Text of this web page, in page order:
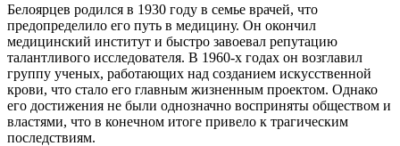
Белоярцев родился в 1930 году в семье врачей, что
предопределило его путь в медицину. Он окончил
медицинский институт и быстро завоевал репутацию
талантливого исследователя. В 1960-х годах он возглавил
группу ученых, работающих над созданием искусственной
крови, что стало его главным жизненным проектом. Однако
его достижения не были однозначно восприняты обществом и
властями, что в конечном итоге привело к трагическим
последствиям.